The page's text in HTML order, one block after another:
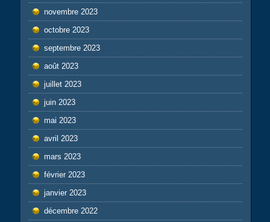
novembre 2023
octobre 2023
septembre 2023
août 2023
juillet 2023
juin 2023
mai 2023
avril 2023
mars 2023
février 2023
janvier 2023
décembre 2022